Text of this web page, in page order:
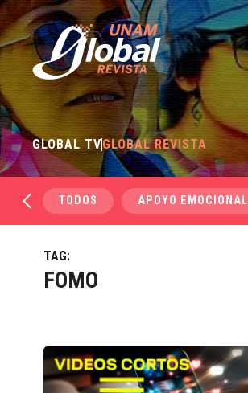
GLOBAL TVGLOBAL REVISTA
TODOS APOYO EMOCIONAL
TAG:
FOMO